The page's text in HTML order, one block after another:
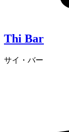
Thi Bar
サイ・バー